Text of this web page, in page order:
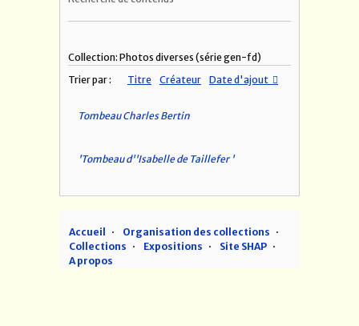
Collection: Photos diverses (série gen-fd)
Trier par :
Titre Créateur Date d'ajout
Tombeau Charles Bertin
'Tombeau d''Isabelle de Taillefer '
Accueil
Organisation des collections
Collections
Expositions
Site SHAP
A propos